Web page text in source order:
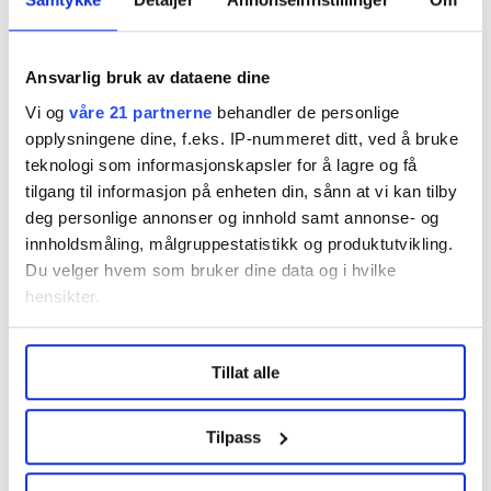
Ansvarlig bruk av dataene dine
Vi og våre 21 partnerne behandler de personlige
opplysningene dine, f.eks. IP-nummeret ditt, ved å bruke
teknologi som informasjonskapsler for å lagre og få
tilgang til informasjon på enheten din, sånn at vi kan tilby
deg personlige annonser og innhold samt annonse- og
innholdsmåling, målgruppestatistikk og produktutvikling.
Du velger hvem som bruker dine data og i hvilke
hensikter.
Undermer infokan du lese om hvordan dine personlige
data behandles og hvordan du kan velge hvordan de skal
brukes. Du kan hele tiden endre eller trekke tilbake ditt
samtykke fra erklæringen om informasjonskapsler.
LO Medias publikasjoner frifagbevegelse.no, hk-nytt.no
Tillat alle
Tilpass
Distriktssekretær avd. 4
Nordland
Norsk Arbeidsmandsforbund
Bodø
DIN ANNONSE HER
Ønsker du å annonsere
en ledig stilling?